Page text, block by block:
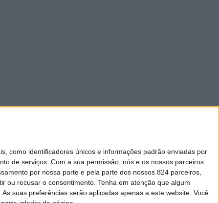
como identificadores únicos e informações padrão enviadas por
de serviços. Com a sua permissão, nós e os nossos parceiros
por nossa parte e pela parte dos nossos 824 parceiros,
ou recusar o consentimento. Tenha em atenção que algum
suas preferências serão aplicadas apenas a este website. Você